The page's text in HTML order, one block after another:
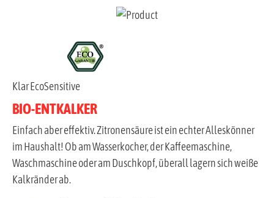
Klar EcoSensitive
BIO-ENTKALKER
Einfach aber effektiv. Zitronensäure ist ein echter Alleskönner
im Haushalt! Ob am Wasserkocher, der Kaffeemaschine,
Waschmaschine oder am Duschkopf, überall lagern sich weiße
Kalkränder ab.